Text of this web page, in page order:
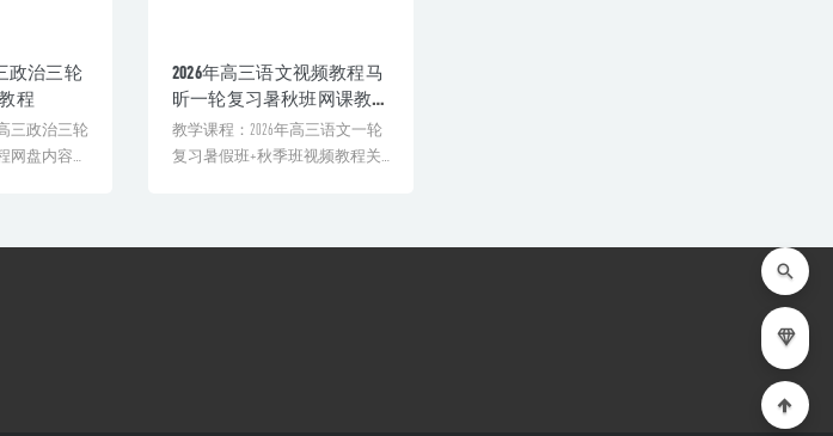
政治三轮
程
三政治三轮
网盘内容截
2026年高三语文视频教程马
昕一轮复习暑秋班网课教
程
教学课程：2026年高三语文一轮
复习暑假班+秋季班视频教程关